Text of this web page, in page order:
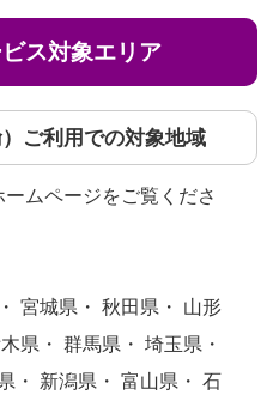
ビス対象エリア
）ご利用での対象地域
ムページをご覧くださ
宮城県・ 秋田県・ 山形
県・ 群馬県・ 埼玉県・
・ 新潟県・ 富山県・ 石